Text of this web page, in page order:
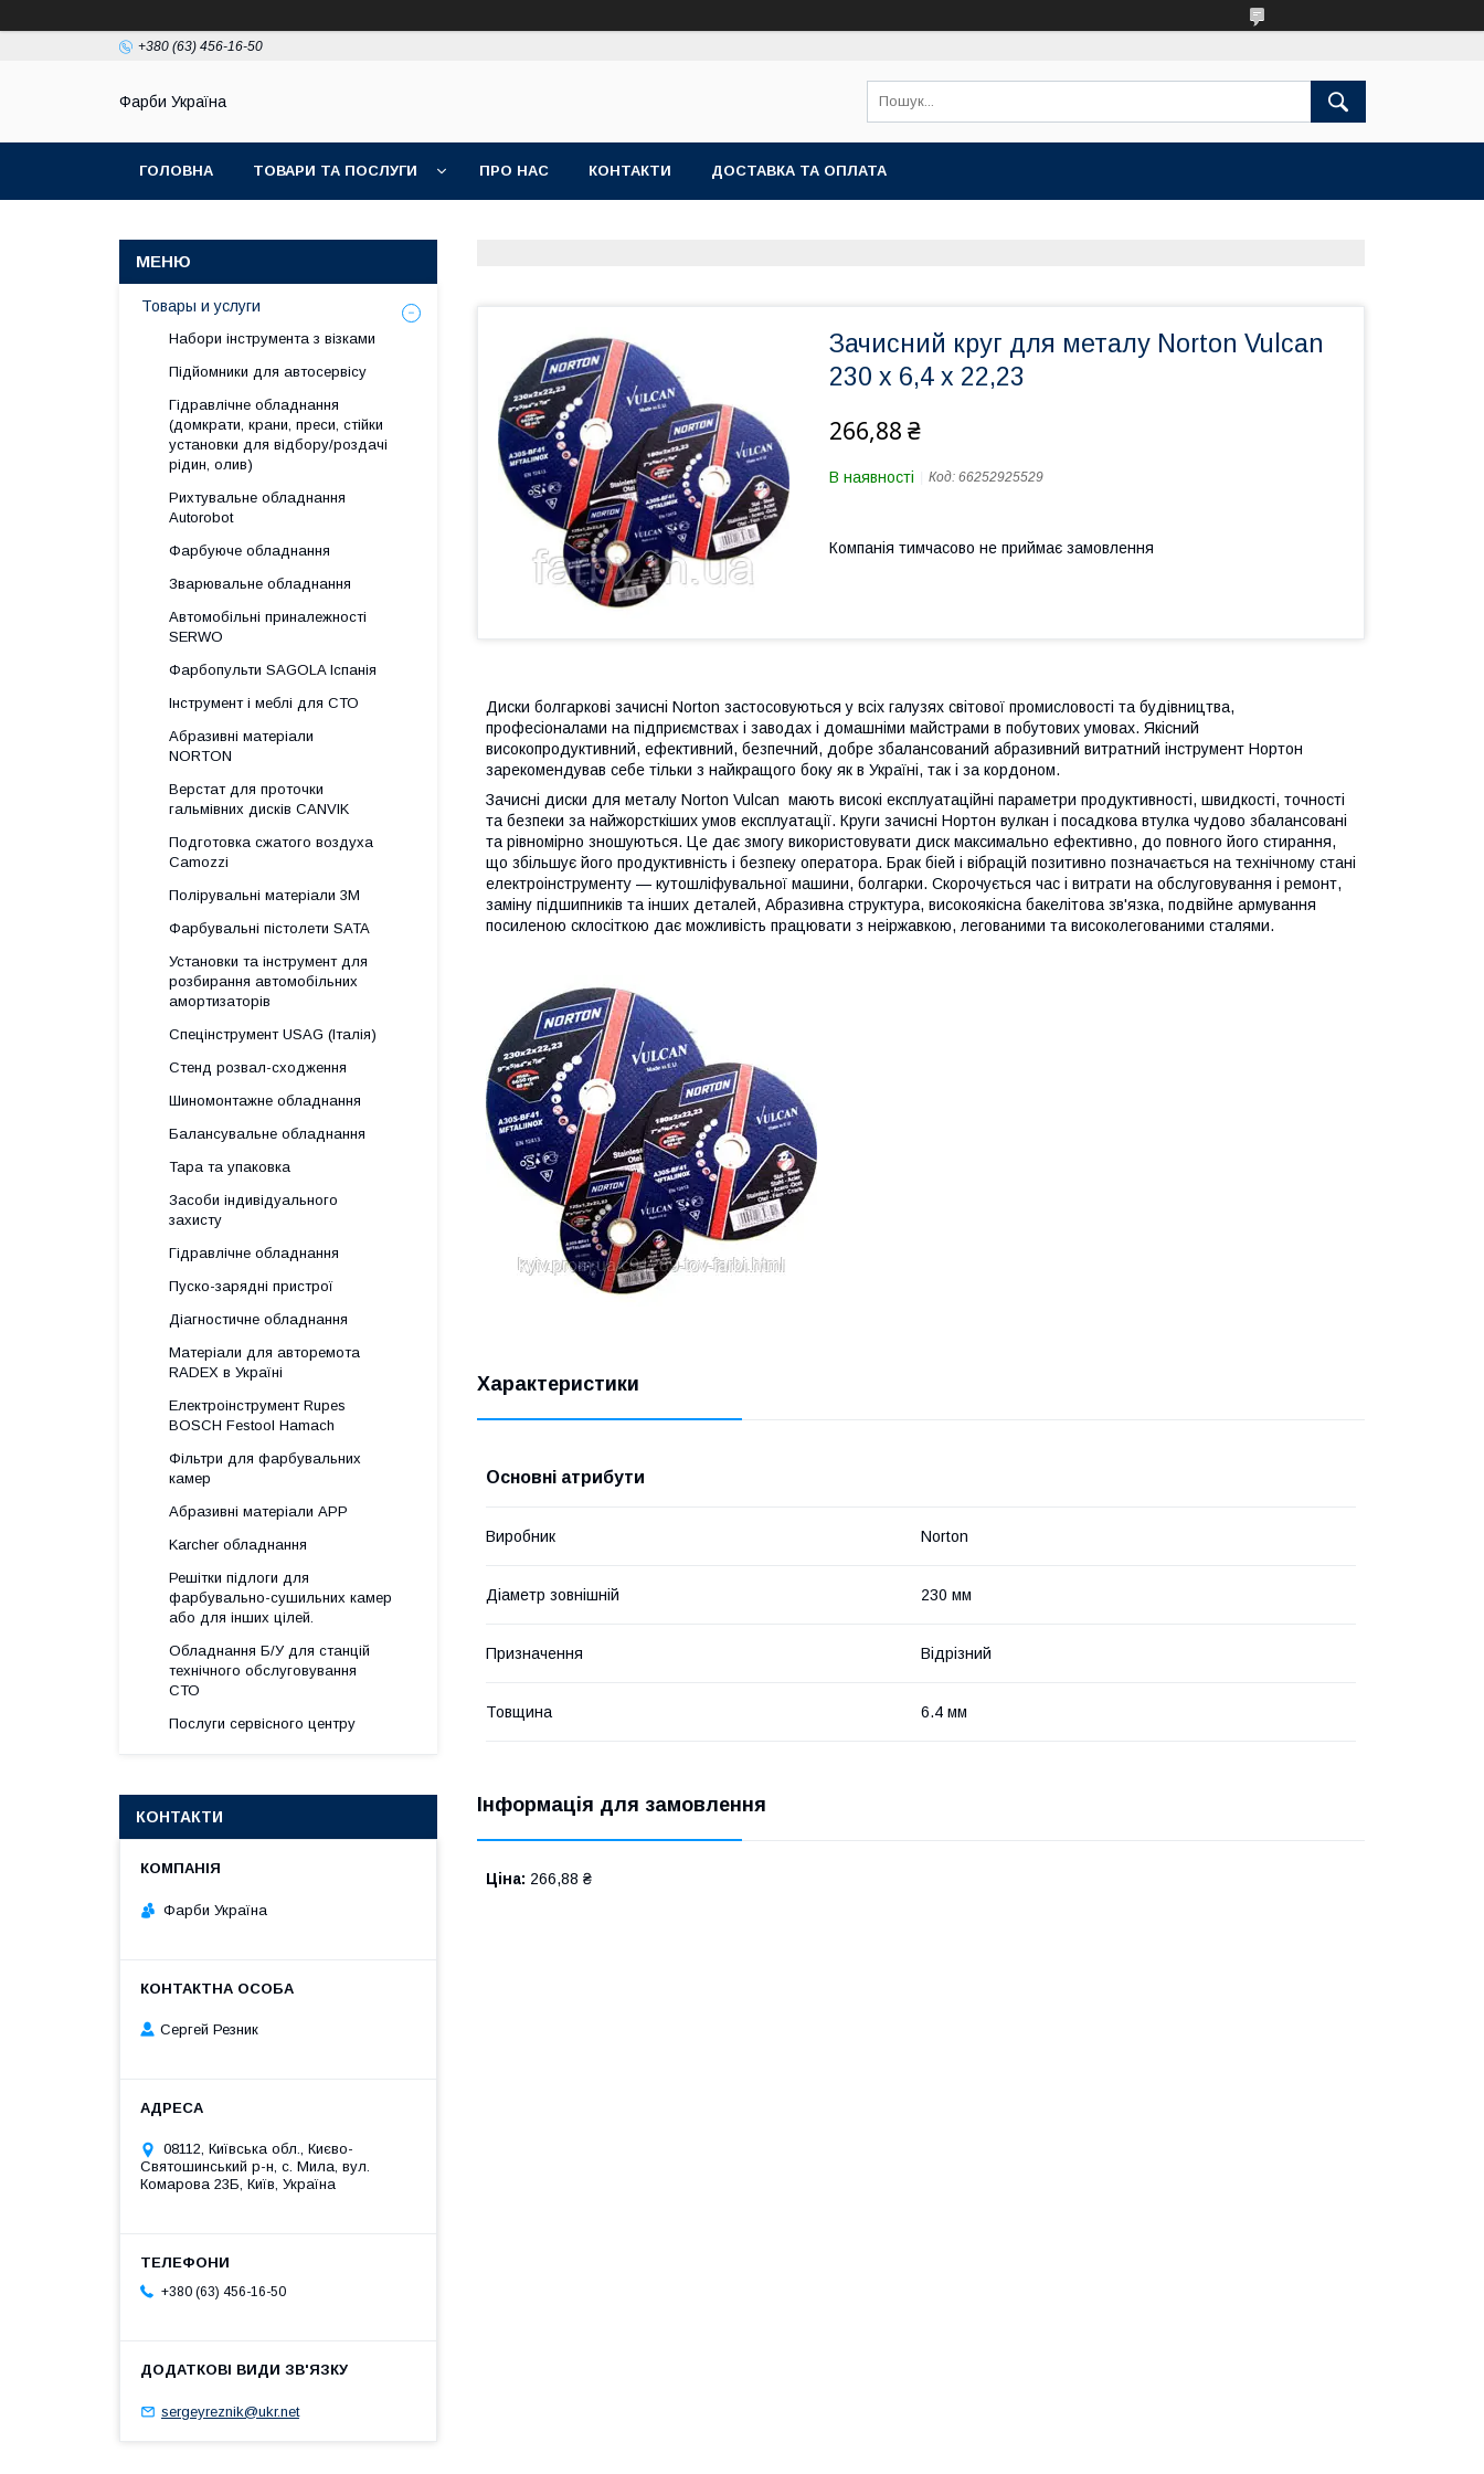
+380 (63) 456-16-50
Фарби Україна
ГОЛОВНА ТОВАРИ ТА ПОСЛУГИ ПРО НАС КОНТАКТИ ДОСТАВКА ТА ОПЛАТА
Зачисний круг для металу Norton Vulcan
230 x 6,4 x 22,23
266,88 ₴
В наявності Код: 66252925529
Компанія тимчасово не приймає замовлення
Диски болгаркові зачисні Norton застосовуються у всіх галузях світової промисловості та будівництва,
професіоналами на підприємствах і заводах і домашніми майстрами в побутових умовах. Якісний
високопродуктивний, ефективний, безпечний, добре збалансований абразивний витратний інструмент Нортон
зарекомендував себе тільки з найкращого боку як в Україні, так і за кордоном.
Зачисні диски для металу Norton Vulcan мають високі експлуатаційні параметри продуктивності, швидкості, точності
та безпеки за найжорсткіших умов експлуатації. Круги зачисні Нортон вулкан і посадкова втулка чудово збалансовані
та рівномірно зношуються. Це дає змогу використовувати диск максимально ефективно, до повного його стирання,
що збільшує його продуктивність і безпеку оператора. Брак біей і вібрацій позитивно позначається на технічному стані
електроінструменту — кутошліфувальної машини, болгарки. Скорочується час і витрати на обслуговування і ремонт,
заміну підшипників та інших деталей, Абразивна структура, високоякісна бакелітова зв'язка, подвійне армування
посиленою склосіткою дає можливість працювати з неіржавкою, легованими та високолегованими сталями.
Характеристики
Основні атрибути
Виробник Norton
Діаметр зовнішній 230 мм
Призначення Відрізний
Товщина 6.4 мм
Інформація для замовлення
Ціна: 266,88 ₴
Товары и услуги
Набори інструмента з візками
Підйомники для автосервісу
Гідравлічне обладнання
(домкрати, крани, преси, стійки
установки для вiдбору/роздачi
рiдин, олив)
Рихтувальне обладнання
Autorobot
Фарбуюче обладнання
Зварювальне обладнання
Автомобільні приналежності
SERWO
Фарбопульти SAGOLA Іспанія
Інструмент і меблі для СТО
Абразивні матеріали
NORTON
Верстат для проточки
гальмівних дисків CANVIK
Подготовка сжатого воздуха
Camozzi
Полірувальні матеріали 3М
Фарбувальні пістолети SATA
Установки та інструмент для
розбирання автомобільних
амортизаторів
Спецінструмент USAG (Італія)
Стенд розвал-сходження
Шиномонтажне обладнання
Балансувальне обладнання
Тара та упаковка
Засоби індивідуального
захисту
Гідравлічне обладнання
Пуско-зарядні пристрої
Діагностичне обладнання
Матеріали для авторемота
RADEX в Україні
Електроінструмент Rupes
BOSCH Festool Hamach
Фільтри для фарбувальних
камер
Абразивні матеріали АРР
Karcher обладнання
Решітки підлоги для
фарбувально-сушильних камер
або для інших цілей.
Обладнання Б/У для станцій
технічного обслуговування
СТО
Послуги сервісного центру
КОНТАКТИ
Фарби Україна
Сергей Резник
08112, Київська обл., Києво-
Святошинський р-н, с. Мила, вул.
Комарова 23Б, Київ, Україна
+380 (63) 456-16-50
sergeyreznik@ukr.net